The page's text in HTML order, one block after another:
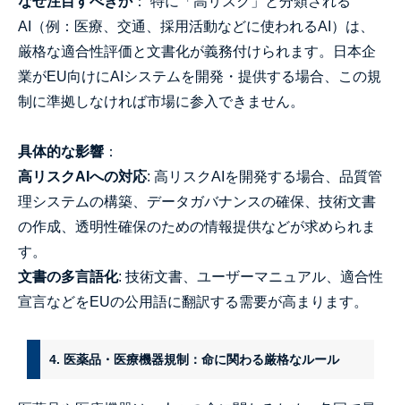
AI（例：医療、交通、採用活動などに使われるAI）は、
厳格な適合性評価と文書化が義務付けられます。日本企
業がEU向けにAIシステムを開発・提供する場合、この規
制に準拠しなければ市場に参入できません。
具体的な影響 ：
高リスクAIへの対応: 高リスクAIを開発する場合、品質管
理システムの構築、データガバナンスの確保、技術文書
の作成、透明性確保のための情報提供などが求められま
す。
文書の多言語化: 技術文書、ユーザーマニュアル、適合性
宣言などをEUの公用語に翻訳する需要が高まります。
4. 医薬品・医療機器規制：命に関わる厳格なルール